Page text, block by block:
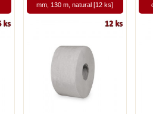
mm, 130 m, natural [12 ks]